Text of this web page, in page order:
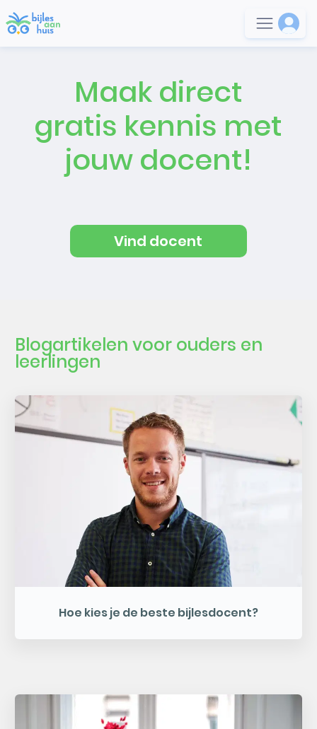
Maak direct
gratis kennis met
jouw docent!
Vind docent
Blogartikelen voor ouders en
leerlingen
Hoe kies je de beste bijlesdocent?